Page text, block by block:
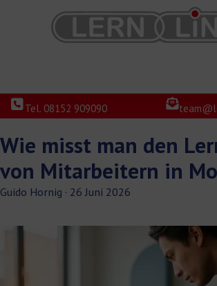
Tel. 08152 909090
Wie misst man den
von Mitarbeitern in
Guido Hornig · 26 Juni 2026